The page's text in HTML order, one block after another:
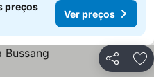
preços
Ver preços
Partilhar